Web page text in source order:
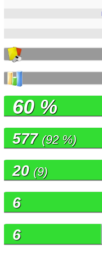
60 %
577 (92 %)
20 (9)
6
6